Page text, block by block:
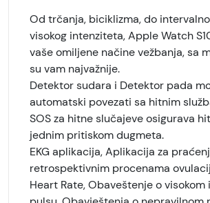
Od trčanja, biciklizma, do
visokog intenziteta, Apple Watch
vaše omiljene načine vežbanja, sa
su vam najvažnije.
Detektor sudara i Detektor pada
automatski povezati sa hitnim
SOS za hitne slučajeve osigurava
jednim pritiskom dugmeta.
EKG aplikacija, Aplikacija za
retrospektivnim procenama
Heart Rate, Obaveštenje o visokom